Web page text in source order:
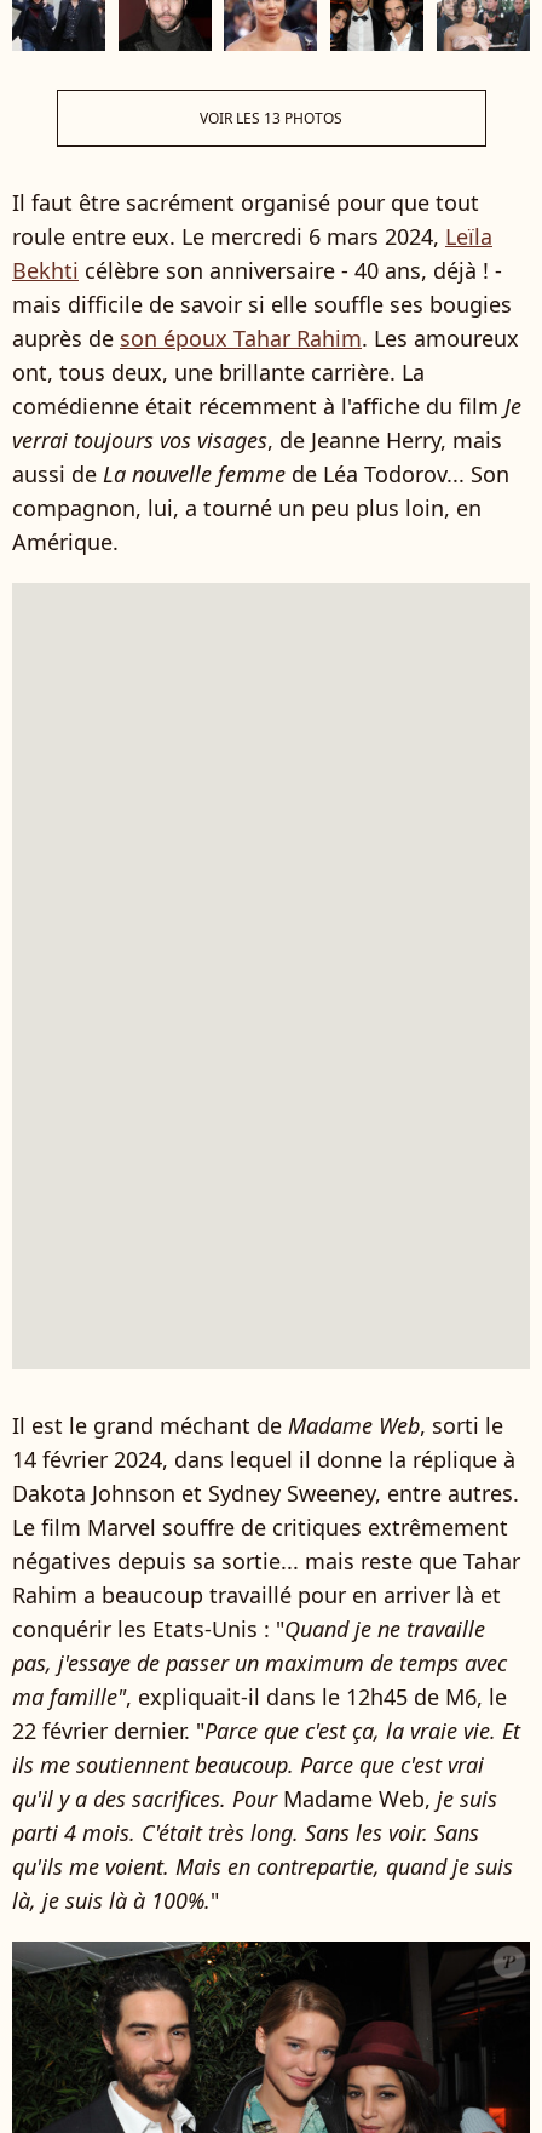
VOIR LES 13 PHOTOS
Il faut être sacrément organisé pour que tout
roule entre eux. Le mercredi 6 mars 2024, Leïla
Bekhti célèbre son anniversaire - 40 ans, déjà ! -
mais difficile de savoir si elle souffle ses bougies
auprès de son époux Tahar Rahim. Les amoureux
ont, tous deux, une brillante carrière. La
comédienne était récemment à l'affiche du film Je
verrai toujours vos visages, de Jeanne Herry, mais
aussi de La nouvelle femme de Léa Todorov... Son
compagnon, lui, a tourné un peu plus loin, en
Amérique.
Il est le grand méchant de Madame Web, sorti le
14 février 2024, dans lequel il donne la réplique à
Dakota Johnson et Sydney Sweeney, entre autres.
Le film Marvel souffre de critiques extrêmement
négatives depuis sa sortie... mais reste que Tahar
Rahim a beaucoup travaillé pour en arriver là et
conquérir les Etats-Unis : "Quand je ne travaille
pas, j'essaye de passer un maximum de temps avec
ma famille", expliquait-il dans le 12h45 de M6, le
22 février dernier. "Parce que c'est ça, la vraie vie. Et
ils me soutiennent beaucoup. Parce que c'est vrai
qu'il y a des sacrifices. Pour Madame Web, je suis
parti 4 mois. C'était très long. Sans les voir. Sans
qu'ils me voient. Mais en contrepartie, quand je suis
là, je suis là à 100%."